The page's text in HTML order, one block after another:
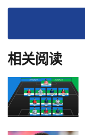
相关阅读